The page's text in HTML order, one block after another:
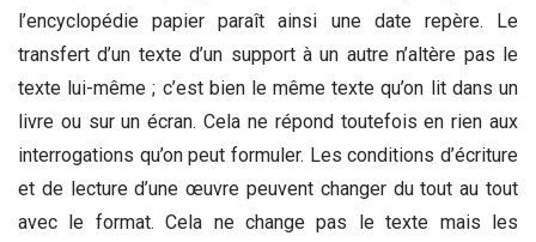
l’encyclopédie papier paraît ainsi une date repère. Le
transfert d’un texte d’un support à un autre n’altère pas le
texte lui-même ; c’est bien le même texte qu’on lit dans un
livre ou sur un écran. Cela ne répond toutefois en rien aux
interrogations qu’on peut formuler. Les conditions d’écriture
et de lecture d’une œuvre peuvent changer du tout au tout
avec le format. Cela ne change pas le texte mais les